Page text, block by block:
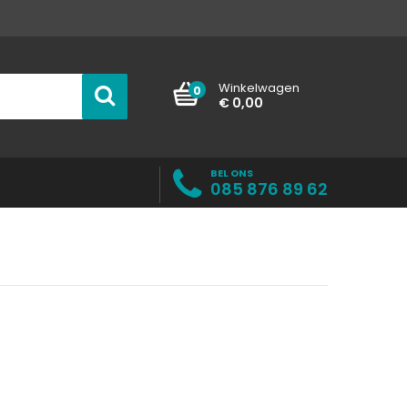
Winkelwagen
0
€ 0,00
BEL ONS
085 876 89 62